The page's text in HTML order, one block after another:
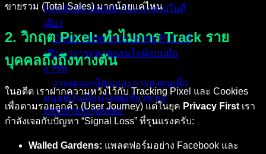
Facebook Google Ads ครบจบในที่
เดียว
Digital Marketing Advisor Pro – ที่
ปรึกษาการตลาดออนไลน์แบบมือ
อาชีพ
วางแผนเกษียณและการลงทุนเพื่อ
มนุษย์เงินเดือนโดยผู้เชี่ยวชาญ
Investment Advisor
บทความ
ขายรวม (Total Sales) มากน้อยแค่ไหน
2. วิกฤต Pixel: ทำไมการ Track ราย
บุคคลถึงถึงทางตัน
ในอดีต เราฝากความหวังไว้กับ Tracking Pixel และ Cookies
เพื่อตามรอยลูกค้า (User Journey) แต่ในยุค Privacy First เรา
กำลังเจอกับปัญหา “Signal Loss” ที่รุนแรงครับ:
Walled Gardens: แพลตฟอร์มอย่าง Facebook และ